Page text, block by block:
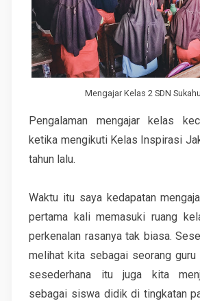
Mengajar Kelas 2 SDN
Pengalaman mengajar kelas
ketika mengikuti Kelas Inspirasi
tahun lalu.
Waktu itu saya kedapatan
pertama kali memasuki ruang
perkenalan rasanya tak biasa.
melihat kita sebagai seorang guru
sesederhana itu juga kita
sebagai siswa didik di tingkatan